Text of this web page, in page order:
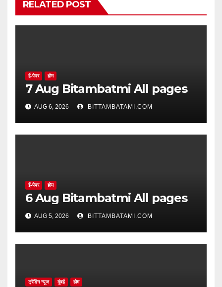
RELATED POST
ई-पेपर होम
7 Aug Bitambatmi All pages
AUG 6, 2026 BITTAMBATAMI.COM
ई-पेपर होम
6 Aug Bitambatmi All pages
AUG 5, 2026 BITTAMBATAMI.COM
ट्रेंडिंग न्यूज मुंबई होम